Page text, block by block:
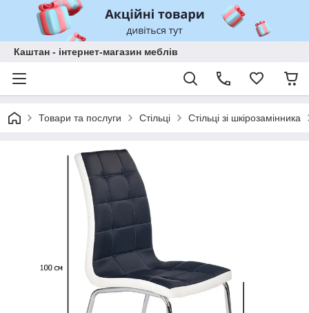
Каштан - інтернет-магазин меблів
Товари та послуги Стільці Стільці зі шкірозамінника